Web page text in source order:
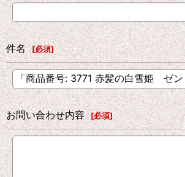
件名 [必須]
お問い合わせ内容 [必須]